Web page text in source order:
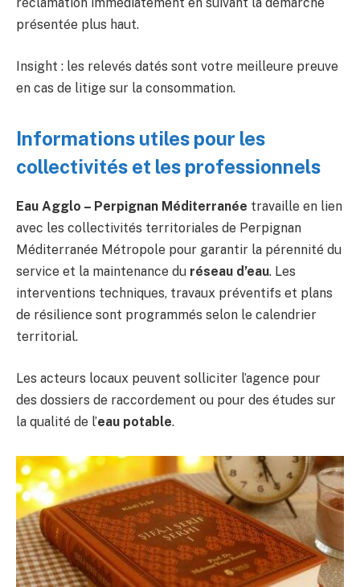
réclamation immédiatement en suivant la démarche
présentée plus haut.
Insight : les relevés datés sont votre meilleure preuve
en cas de litige sur la consommation.
Informations utiles pour les
collectivités et les professionnels
Eau Agglo – Perpignan Méditerranée travaille en lien
avec les collectivités territoriales de Perpignan
Méditerranée Métropole pour garantir la pérennité du
service et la maintenance du réseau d’eau. Les
interventions techniques, travaux préventifs et plans
de résilience sont programmés selon le calendrier
territorial.
Les acteurs locaux peuvent solliciter l’agence pour
des dossiers de raccordement ou pour des études sur
la qualité de l’eau potable.